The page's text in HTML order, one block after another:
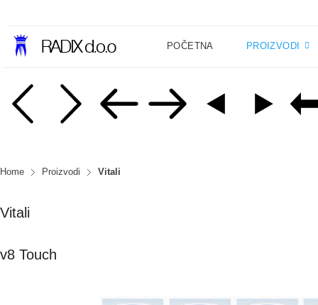
POČETNA PROIZVODI
Home Proizvodi Vitali
Vitali
v8 Touch